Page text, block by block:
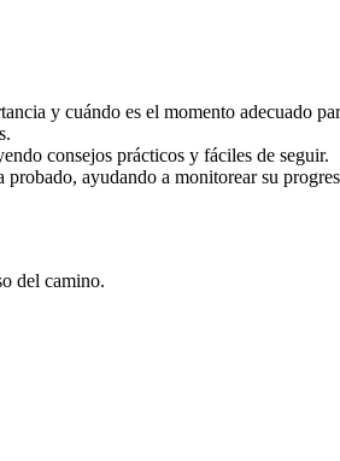
y cuándo es el momento adecuado
consejos prácticos y fáciles de seguir.
ayudando a monitorear su
del camino.